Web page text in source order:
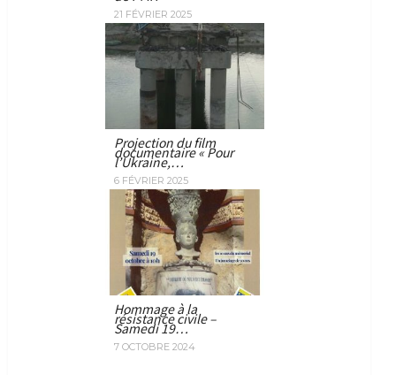
21 FÉVRIER 2025
Projection du film
documentaire « Pour
l’Ukraine,…
6 FÉVRIER 2025
Hommage à la
résistance civile –
Samedi 19…
7 OCTOBRE 2024